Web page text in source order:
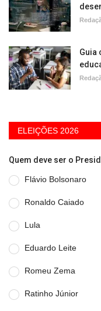
Guia
ELEIÇÕES 2026
Quem deve ser o
Flávio Bolsonaro
Ronaldo Caiado
Lula
Eduardo Leite
Romeu Zema
Ratinho Júnior